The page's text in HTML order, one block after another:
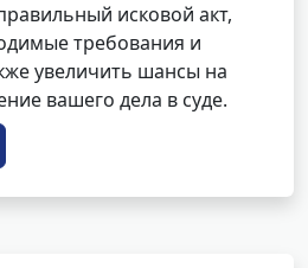
исковой акт,
требования и
увеличить шансы на
вашего дела в суде.